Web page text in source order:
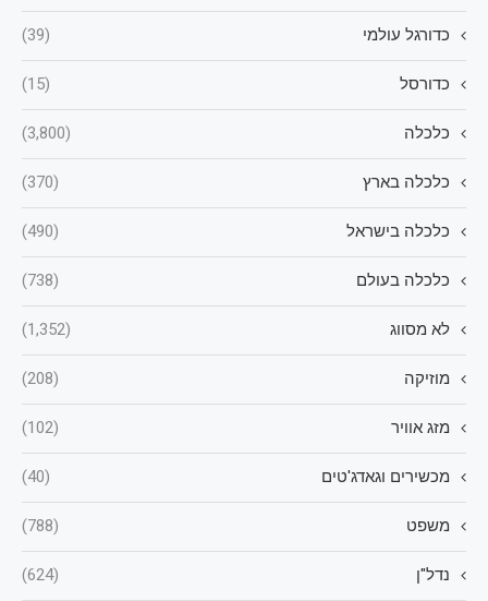
כדורגל עולמי (39)
כדורסל (15)
כלכלה (3,800)
כלכלה בארץ (370)
כלכלה בישראל (490)
כלכלה בעולם (738)
לא מסווג (1,352)
מוזיקה (208)
מזג אוויר (102)
מכשירים וגאדג'טים (40)
משפט (788)
נדל"ן (624)